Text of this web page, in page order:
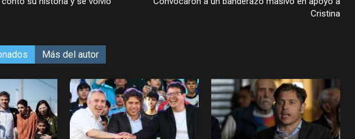
Cristina
Más del autor